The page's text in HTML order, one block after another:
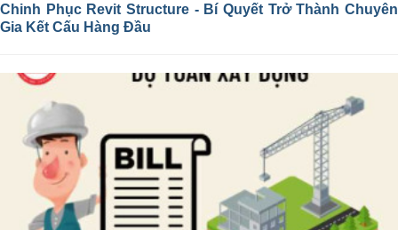
Chinh Phục Revit Structure - Bí Quyết Trở Thành Chuyên
Gia Kết Cấu Hàng Đầu